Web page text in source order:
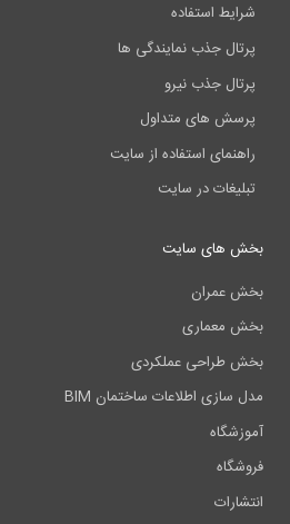
شرایط استفاده
پرتال جذب نمایندگی ها
پرتال جذب نیرو
پرسش های متداول
راهنمای استفاده از سایت
تبلیغات در سایت
بخش های سایت
بخش عمران
بخش معماری
بخش طراحی عملکردی
مدل سازی اطلاعات ساختمان BIM
آموزشگاه
فروشگاه
انتشارات